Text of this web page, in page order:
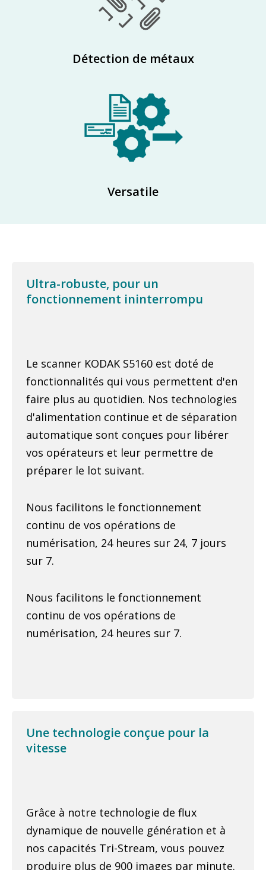
Détection de métaux
Versatile
Ultra-robuste, pour un
fonctionnement ininterrompu
Le scanner KODAK S5160 est doté de
fonctionnalités qui vous permettent d'en
faire plus au quotidien. Nos technologies
d'alimentation continue et de séparation
automatique sont conçues pour libérer
vos opérateurs et leur permettre de
préparer le lot suivant.
Nous facilitons le fonctionnement
continu de vos opérations de
numérisation, 24 heures sur 24, 7 jours
sur 7.
Nous facilitons le fonctionnement
continu de vos opérations de
numérisation, 24 heures sur 7.
Une technologie conçue pour la
vitesse
Grâce à notre technologie de flux
dynamique de nouvelle génération et à
nos capacités Tri-Stream, vous pouvez
produire plus de 900 images par minute.